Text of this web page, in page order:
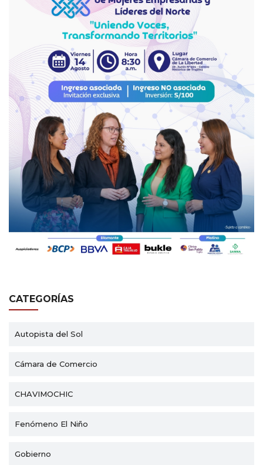
CATEGORÍAS
Autopista del Sol
Cámara de Comercio
CHAVIMOCHIC
Fenómeno El Niño
Gobierno